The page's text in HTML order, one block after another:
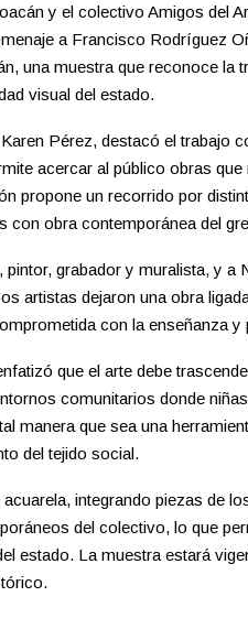
y el colectivo Amigos del
a Francisco Rodríguez
una muestra que reconoce la
visual del estado.
Pérez, destacó el trabajo
acercar al público obras
propone un recorrido por
con obra contemporánea del
grabador y muralista, y a
artistas dejaron una obra
con la enseñanza y
que el arte debe
comunitarios donde
manera que sea una
del tejido social.
integrando piezas de
del colectivo, lo que
estado. La muestra estará